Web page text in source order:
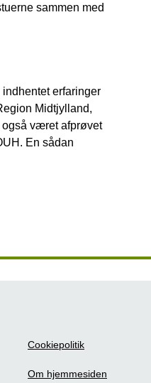
sammen med
erfaringer
Midtjylland,
været afprøvet
En sådan
Cookiepolitik
Om hjemmesiden